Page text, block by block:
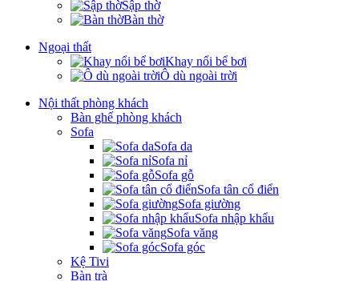
Sập thờ
Bàn thờ
Ngoại thất
Khay nổi bể bơi
Ô dù ngoài trời
Nội thất phòng khách
Bàn ghế phòng khách
Sofa
Sofa da
Sofa nỉ
Sofa gỗ
Sofa tân cổ điển
Sofa giường
Sofa nhập khẩu
Sofa văng
Sofa góc
Kệ Tivi
Bàn trà